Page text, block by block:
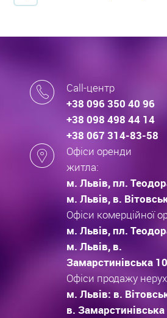
Call-центр
+38 096 350 40 96
+38 098 498 44 14
+38 067 314-83-58
Офіси оренди
житла:
м. Львів, пл.
м. Львів, в.
Офіси комерційної
м. Львів, пл.
м. Львів, в.
Замарстинівська 10
Офіси продажу
м. Львів: в.
в. Замарстинівська